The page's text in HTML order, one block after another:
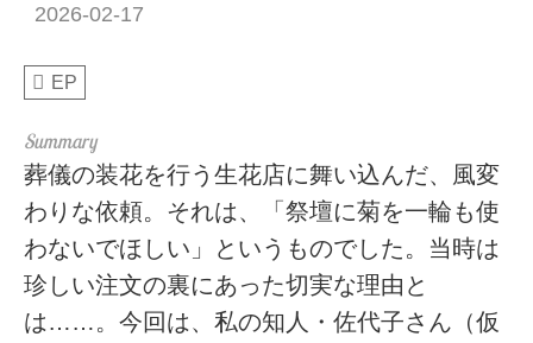
2026-02-17
EP
葬儀の装花を行う生花店に舞い込んだ、風変
わりな依頼。それは、「祭壇に菊を一輪も使
わないでほしい」というものでした。当時は
珍しい注文の裏にあった切実な理由と
は……。今回は、私の知人・佐代子さん（仮